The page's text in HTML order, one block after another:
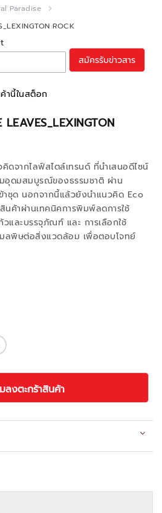
Paradise
ROCK
ดจากไลฟ์สไตล์เทรนด์ ที่นำเสนอดีไซน์
อุดมสมบูรณ์ของธรรมชาติ ผ่าน
ชุด นอกจากนี้แล้วยังนำแนวคิด Eco
นค้าผ่านเทคนิคการพิมพ์ลดการใช้
ละบรรจุภัณฑ์ และ การเลือกใช้
ลพิษต่อสิ่งแวดล้อม เพื่อตอบโจทย์
สมัครรับข่าวสาร
านี้ในสต็อก
ลงตะกร้าสินค้า